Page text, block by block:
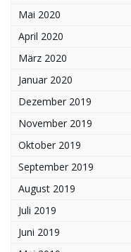
Mai 2020
April 2020
März 2020
Januar 2020
Dezember 2019
November 2019
Oktober 2019
September 2019
August 2019
Juli 2019
Juni 2019